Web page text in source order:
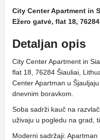
City Center Apartment in
Ežero gatvė, flat 18,
Detaljan opis
City Center Apartment in
flat 18, 76284 Šiauliai,
Center Apartman u
dnevnim boravkom.
Soba sadrži kauč na
uživaju u pogledu na grad,
Moderni sadržaji: